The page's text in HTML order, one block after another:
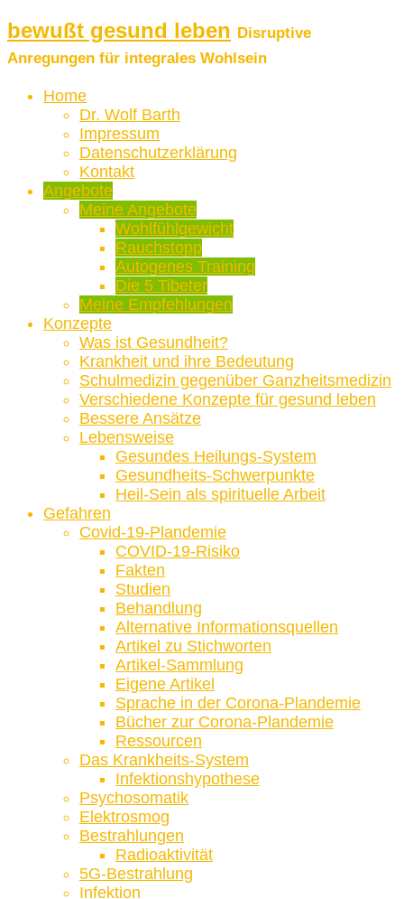
bewußt gesund leben Disruptive
Anregungen für integrales Wohlsein
Home
Dr. Wolf Barth
Impressum
Datenschutzerklärung
Kontakt
Angebote
Meine Angebote
Wohlfühlgewicht
Rauchstopp
Autogenes Training
Die 5 Tibeter
Meine Empfehlungen
Konzepte
Was ist Gesundheit?
Krankheit und ihre Bedeutung
Schulmedizin gegenüber Ganzheitsmedizin
Verschiedene Konzepte für gesund leben
Bessere Ansätze
Lebensweise
Gesundes Heilungs-System
Gesundheits-Schwerpunkte
Heil-Sein als spirituelle Arbeit
Gefahren
Covid-19-Plandemie
COVID-19-Risiko
Fakten
Studien
Behandlung
Alternative Informationsquellen
Artikel zu Stichworten
Artikel-Sammlung
Eigene Artikel
Sprache in der Corona-Plandemie
Bücher zur Corona-Plandemie
Ressourcen
Das Krankheits-System
Infektionshypothese
Psychosomatik
Elektrosmog
Bestrahlungen
Radioaktivität
5G-Bestrahlung
Infektion